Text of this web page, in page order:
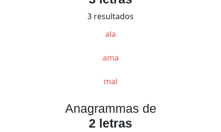
3 resultados
ala
ama
mal
Anagrammas de
2 letras